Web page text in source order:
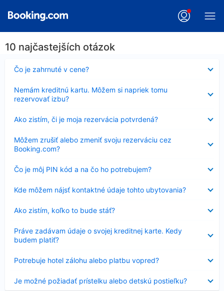
10 najčastejších otázok
Čo je zahrnuté v cene?
Nezobrazuje
sa
Nemám kreditnú kartu. Môžem si napriek tomu
rezervovať izbu?
sa
Ako zistím, či je moja rezervácia potvrdená?
sa
Môžem zrušiť alebo zmeniť svoju rezerváciu cez
Booking.com?
sa
Čo je môj PIN kód a na čo ho potrebujem?
Nezobrazuje
sa
Kde môžem nájsť kontaktné údaje tohto ubytovania?
sa
Ako zistím, koľko to bude stáť?
sa
Práve zadávam údaje o svojej kreditnej karte. Kedy
budem platiť?
sa
Potrebuje hotel zálohu alebo platbu vopred?
sa
Je možné požiadať prístelku alebo detskú postieľku?
sa